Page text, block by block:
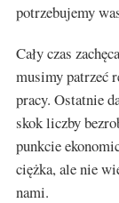
potrzebujemy
Cały czas
musimy patrzeć
pracy. Ostatnie
skok liczby
punkcie
ciężka, ale nie
nami.